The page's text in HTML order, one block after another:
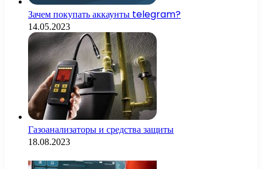
Зачем покупать аккаунты telegram?
14.05.2023
Газоанализаторы и средства защиты
18.08.2023